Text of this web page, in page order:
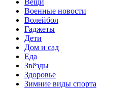
Военные новости
Волейбол
Гаджеты
Дети
Дом и сад
Еда
Звёзды
Здоровье
Зимние виды спорта